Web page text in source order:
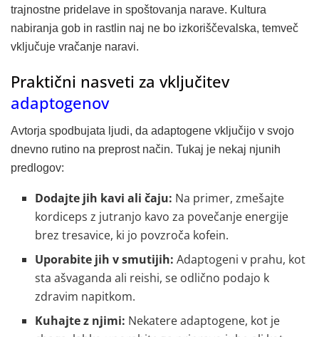
trajnostne pridelave in spoštovanja narave. Kultura
nabiranja gob in rastlin naj ne bo izkoriščevalska, temveč
vključuje vračanje naravi.
Praktični nasveti za vključitev
adaptogenov
Avtorja spodbujata ljudi, da adaptogene vključijo v svojo
dnevno rutino na preprost način. Tukaj je nekaj njunih
predlogov:
Dodajte jih kavi ali čaju: Na primer, zmešajte
kordiceps z jutranjo kavo za povečanje energije
brez tresavice, ki jo povzroča kofein.
Uporabite jih v smutijih: Adaptogeni v prahu, kot
sta ašvaganda ali reishi, se odlično podajo k
zdravim napitkom.
Kuhajte z njimi: Nekatere adaptogene, kot je